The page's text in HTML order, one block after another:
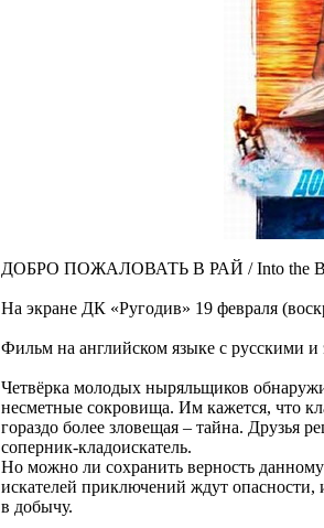
ДОБРО ПОЖАЛОВАТЬ В РАЙ / Into the
На экране ДК «Ругодив» 19 февраля
Фильм на английском языке с русскими и
Четвёрка молодых ныряльщиков
несметные сокровища. Им кажется, что
гораздо более зловещая – тайна. Друзья
соперник-кладоискатель.
Но можно ли сохранить верность
искателей приключений ждут
в добычу.